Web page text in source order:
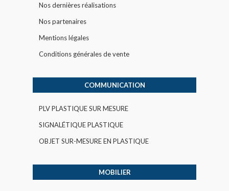
Nos dernières réalisations
Nos partenaires
Mentions légales
Conditions générales de vente
COMMUNICATION
PLV PLASTIQUE SUR MESURE
SIGNALÉTIQUE PLASTIQUE
OBJET SUR-MESURE EN PLASTIQUE
MOBILIER